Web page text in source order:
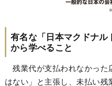
有名な「日本マクドナル
から学べること
残業代が支払われなかった
はない」と主張し、未払い